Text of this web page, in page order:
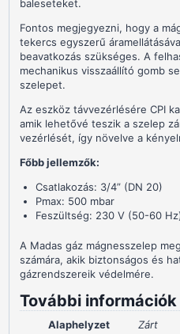
baleseteket.
Fontos megjegyezni, hogy a
tekercs egyszerű
beavatkozás szükséges. A
mechanikus visszaállító gomb
szelepet.
Az eszköz távvezérlésére CPI
amik lehetővé teszik a szelep
vezérlését, így növelve a
Főbb jellemzők:
Csatlakozás: 3/4” (DN 20)
Pmax: 500 mbar
Feszültség: 230 V (50-60
A Madas gáz mágnesszelep
számára, akik biztonságos és
gázrendszereik védelmére.
További információk
Alaphelyzet Zárt